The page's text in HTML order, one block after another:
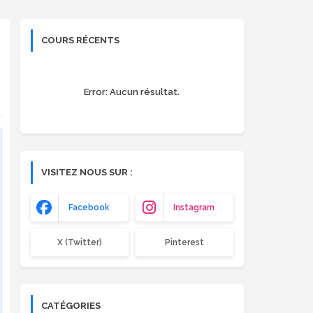
COURS RÉCENTS
Error: Aucun résultat.
VISITEZ NOUS SUR :
Facebook Instagram
X (Twitter) Pinterest
CATÉGORIES